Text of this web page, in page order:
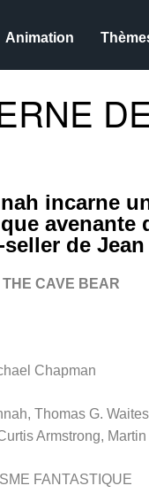
Animation
incarne
avenante
seller de
CAVE BEAR
Chapman
Thomas G.
Armstrong,
FANTASTIQUE